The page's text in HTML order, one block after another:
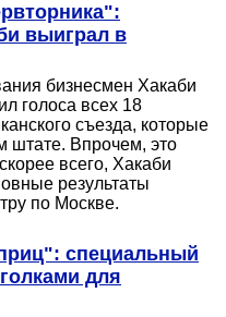
выиграл в
бизнесмен Хакаби
голоса всех 18
съезда, которые
штате. Впрочем, это
всего, Хакаби
результаты
по Москве.
специальный
для